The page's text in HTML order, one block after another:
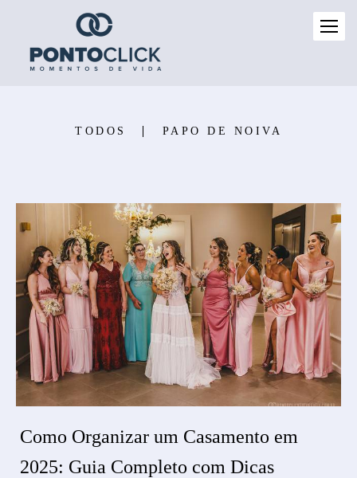
TODOS PAPO DE NOIVA
Como Organizar um Casamento em
2025: Guia Completo com Dicas